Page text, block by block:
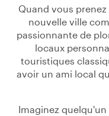
Quand vous
nouvelle ville
passionnante de
locaux
touristiques
avoir un ami local
Imaginez quelqu'un